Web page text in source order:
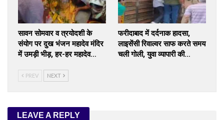
सावन सोमवार व त्रयोदशी के
संयोग पर दुख भंजन महादेव मंदिर
में उमड़ी भीड़, हर-हर महादेव…
फरीदाबाद में दर्दनाक हादसा,
लाइसेंसी रिवाल्वर साफ करते समय
चली गोली, युवा व्यापारी की…
PREV NEXT
LEAVE A REPLY